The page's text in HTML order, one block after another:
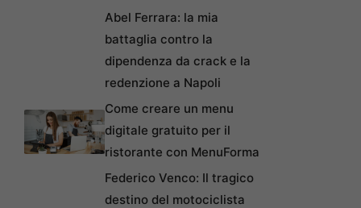
Abel Ferrara: la mia
battaglia contro la
dipendenza da crack e la
redenzione a Napoli
Come creare un menu
digitale gratuito per il
ristorante con MenuForma
Federico Venco: Il tragico
destino del motociclista